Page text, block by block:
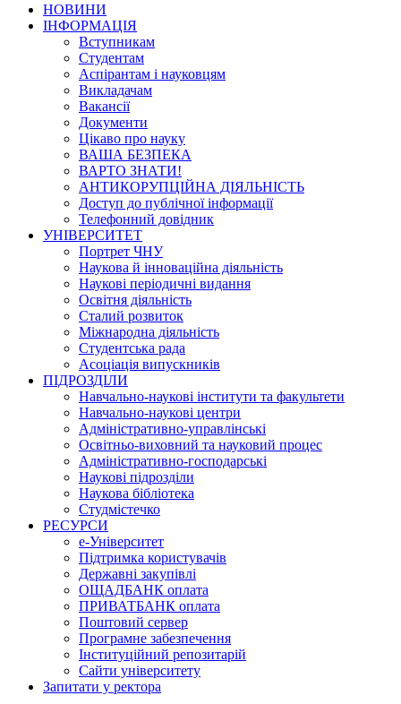
НОВИНИ
ІНФОРМАЦІЯ
Вступникам
Студентам
Аспірантам і науковцям
Викладачам
Вакансії
Документи
Цікаво про науку
ВАША БЕЗПЕКА
ВАРТО ЗНАТИ!
АНТИКОРУПЦІЙНА ДІЯЛЬНІСТЬ
Доступ до публічної інформації
Телефонний довідник
УНІВЕРСИТЕТ
Портрет ЧНУ
Наукова й інноваційна діяльність
Наукові періодичні видання
Освітня діяльність
Сталий розвиток
Міжнародна діяльність
Студентська рада
Асоціація випускників
ПІДРОЗДІЛИ
Навчально-наукові інститути та факультети
Навчально-наукові центри
Адміністративно-управлінські
Освітньо-виховний та науковий процес
Адміністративно-господарські
Наукові підрозділи
Наукова бібліотека
Студмістечко
РЕСУРСИ
е-Університет
Підтримка користувачів
Державні закупівлі
ОЩАДБАНК оплата
ПРИВАТБАНК оплата
Поштовий сервер
Програмне забезпечення
Інституційний репозитарій
Сайти університету
Запитати у ректора